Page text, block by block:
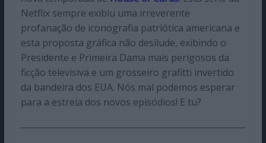
Netflix sempre exibiu uma irreverente
profanação de iconografia patriótica americana e
esta proposta gráfica não desilude, exibindo o
Presidente e Primeira Dama mais perigosos da
ficção televisiva e um grosseiro grafitti invertido
da bandeira dos EUA. Nós mal podemos esperar
para a estreia dos novos episódios! E tu?